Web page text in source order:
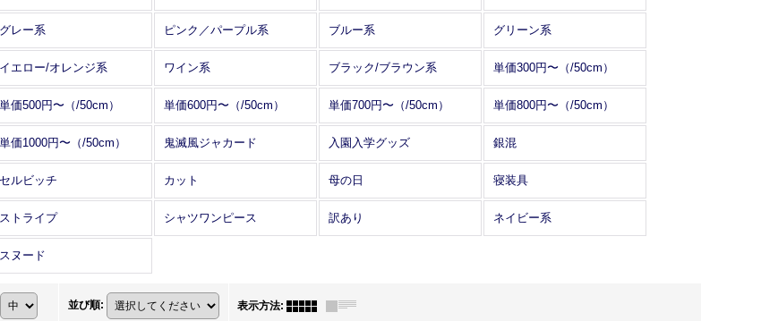
グレー系 ピンク／パープル系 ブルー系 グリーン系
イエロー/オレンジ系 ワイン系 ブラック/ブラウン系 単価300円〜（/50cm）
単価500円〜（/50cm） 単価600円〜（/50cm） 単価700円〜（/50cm） 単価800円〜（/50cm）
単価1000円〜（/50cm） 鬼滅風ジャカード 入園入学グッズ 銀混
セルビッチ カット 母の日 寝装具
ストライプ シャツワンピース 訳あり ネイビー系
スヌード
並び順: 表示方法: